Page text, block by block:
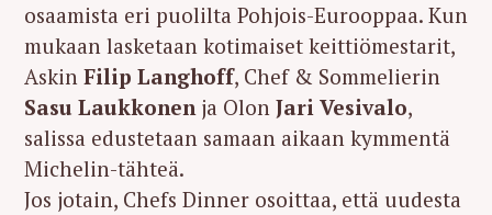
osaamista eri puolilta Pohjois-Eurooppaa. Kun
mukaan lasketaan kotimaiset keittiömestarit,
Askin Filip Langhoff, Chef & Sommelierin
Sasu Laukkonenja Olon Jari Vesivalo,
salissa edustetaan samaan aikaan kymmentä
Michelin-tähteä.
Jos jotain, Chefs Dinner osoittaa, että uudesta